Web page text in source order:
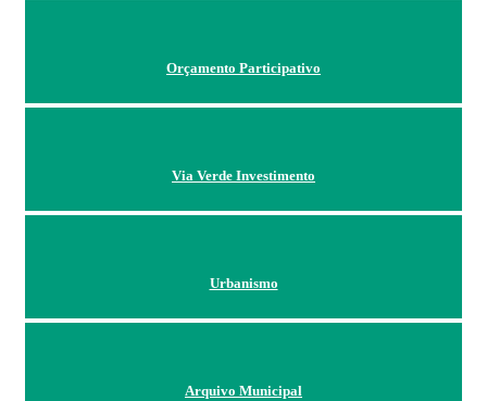
Orçamento Participativo
Via Verde Investimento
Urbanismo
Arquivo Municipal